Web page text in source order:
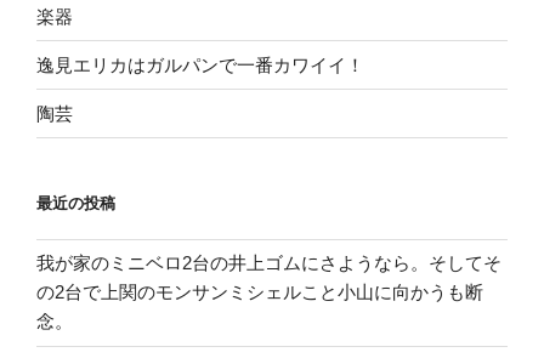
楽器
逸見エリカはガルパンで一番カワイイ！
陶芸
最近の投稿
我が家のミニベロ2台の井上ゴムにさようなら。そしてそ
の2台で上関のモンサンミシェルこと小山に向かうも断
念。